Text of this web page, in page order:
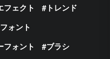
フェクト
トレンド
フォント
フォント
ブラシ